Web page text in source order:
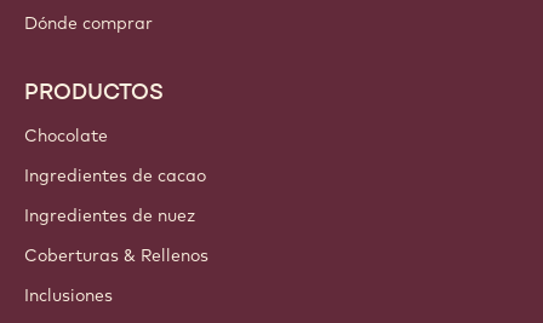
Dónde comprar
PRODUCTOS
Chocolate
Ingredientes de cacao
Ingredientes de nuez
Coberturas & Rellenos
Inclusiones